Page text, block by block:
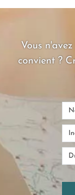
Vous
convient ?